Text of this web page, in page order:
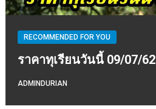
RECOMMENDED FOR YOU
ราคาทุเรียนวันนี้ 09/07/62
ADMINDURIAN